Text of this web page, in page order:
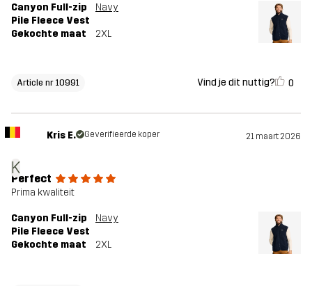
Canyon Full-zip
Pile Fleece Vest
Navy
Gekochte maat 2XL
Article nr 10991 Vind je dit nuttig? 0
K
Kris E. Geverifieerde koper 21 maart 2026
Perfect
Prima kwaliteit
Canyon Full-zip
Pile Fleece Vest
Navy
Gekochte maat 2XL